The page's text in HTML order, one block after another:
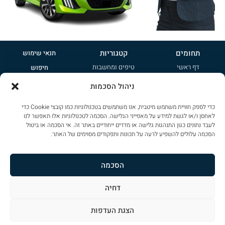
ניהול הסכמות
כדי לספק חוויית משתמש מיטבית, אנו משתמשים בטכנולוגיות כמו קובצי Cookie כדי
לאחסן ו/או לגשת למידע על מאפייני הגלישה. הסכמה לטכנולוגיות אלו תאפשר לנו
לעבד נתונים כגון התנהגות גלישה או מדדים ייחודיים באתר זה. אי הסכמה או ביטול
הסכמה עלולים להשפיע לרעה על תכונות ותפקודים מסוימים של האתר.
הסכמה
דחיה
הצגת העדפות
תחומים
דף ראשי
ציי רכב
צור קשר
קטגוריות
טיפים ומחשבות
קטנות
ג'יפונים
שטח
ספורט
פרימיום
תנאי שימוש
חיפוש
מדיניות פרטיות
שימוש בקוקיז
מפת אתר
עיצוב: ליאת דורון מרזן – עיצוב ומיתוג